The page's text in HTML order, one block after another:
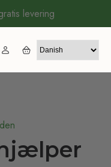
levering